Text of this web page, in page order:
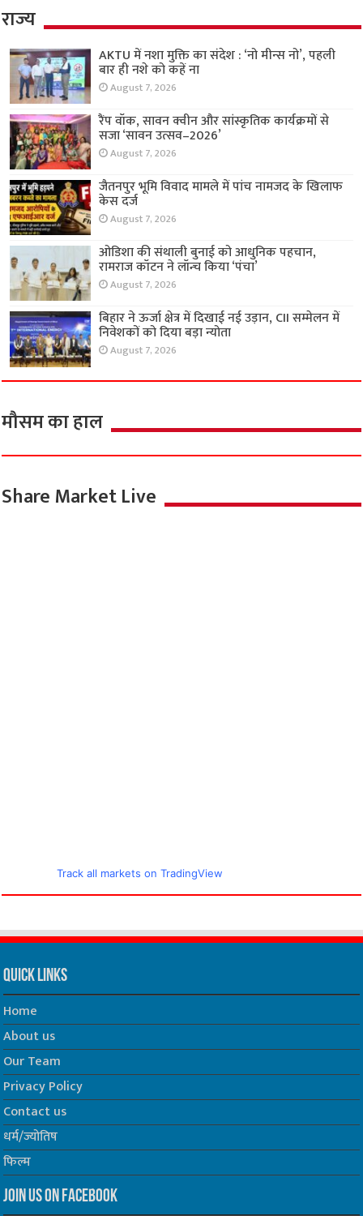
राज्य
AKTU में नशा मुक्ति का संदेश : ‘नो मीन्स नो’, पहली
बार ही नशे को कहें ना
August 7, 2026
रैंप वॉक, सावन क्वीन और सांस्कृतिक कार्यक्रमों से
सजा ‘सावन उत्सव–2026’
August 7, 2026
जैतनपुर भूमि विवाद मामले में पांच नामजद के खिलाफ
केस दर्ज
August 7, 2026
ओडिशा की संथाली बुनाई को आधुनिक पहचान,
रामराज कॉटन ने लॉन्च किया ‘पंचा’
August 7, 2026
बिहार ने ऊर्जा क्षेत्र में दिखाई नई उड़ान, CII सम्मेलन में
निवेशकों को दिया बड़ा न्योता
August 7, 2026
मौसम का हाल
Share Market Live
Track all markets on TradingView
Quick Links
Home
About us
Our Team
Privacy Policy
Contact us
धर्म/ज्योतिष
फिल्म
Join us on Facebook